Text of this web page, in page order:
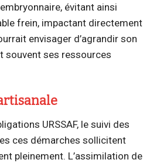
évitant ainsi
frein, impactant directement
envisager d’agrandir son
souvent ses ressources
URSSAF, le suivi des
ces démarches sollicitent
pleinement. L’assimilation de